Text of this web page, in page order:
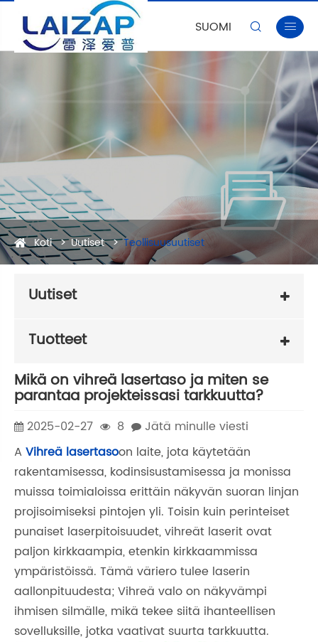
SUOMI  
Koti Uutiset Teollisuusuutiset
Uutiset
Tuotteet
Mikä on vihreä lasertaso ja miten se
parantaa projekteissasi tarkkuutta?
2025-02-27 8
Jätä minulle viesti
AVihreä lasertasoon laite, jota käytetään
rakentamisessa, kodinsisustamisessa ja monissa
muissa toimialoissa erittäin näkyvän suoran linjan
projisoimiseksi pintojen yli. Toisin kuin perinteiset
punaiset laserpitoisuudet, vihreät laserit ovat
paljon kirkkaampia, etenkin kirkkaammissa
ympäristöissä. Tämä väriero tulee laserin
aallonpituudesta; Vihreä valo on näkyvämpi
ihmisen silmälle, mikä tekee siitä ihanteellisen
sovelluksille, jotka vaativat suurta tarkkuutta.